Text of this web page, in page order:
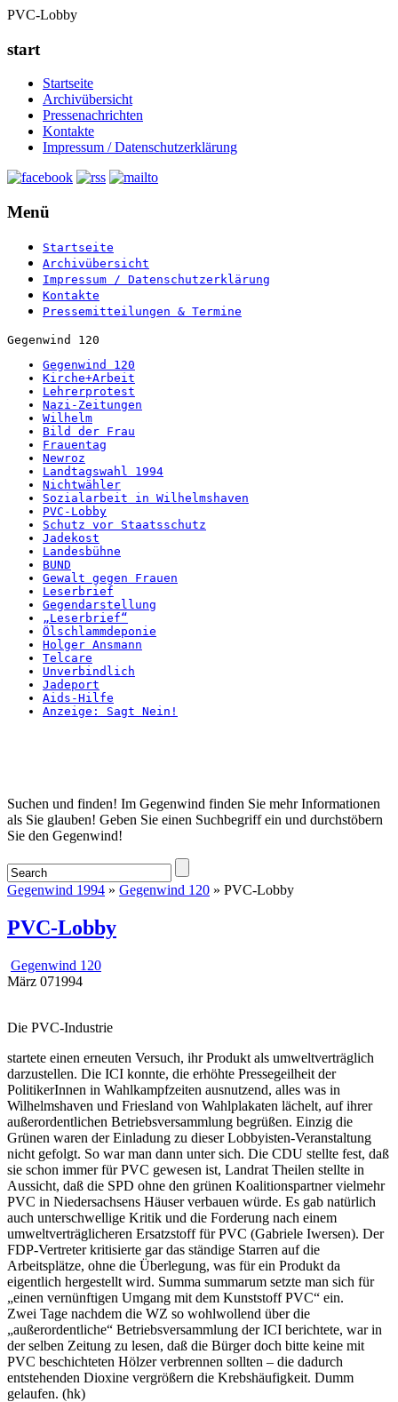
PVC-Lobby
start
Startseite
Archivübersicht
Pressenachrichten
Kontakte
Impressum / Datenschutzerklärung
Menü
Startseite
Archivübersicht
Impressum / Datenschutzerklärung
Kontakte
Pressemitteilungen & Termine
Gegenwind 120
Gegenwind 120
Kirche+Arbeit
Lehrerprotest
Nazi-Zeitungen
Wilhelm
Bild der Frau
Frauentag
Newroz
Landtagswahl 1994
Nichtwähler
Sozialarbeit in Wilhelmshaven
PVC-Lobby
Schutz vor Staatsschutz
Jadekost
Landesbühne
BUND
Gewalt gegen Frauen
Leserbrief
Gegendarstellung
„Leserbrief“
Ölschlammdeponie
Holger Ansmann
Telcare
Unverbindlich
Jadeport
Aids-Hilfe
Anzeige: Sagt Nein!
Startseite
Suchen und finden! Im Gegenwind finden Sie mehr Informationen
als Sie glauben! Geben Sie einen Suchbegriff ein und durchstöbern
Sie den Gegenwind!
Gegenwind 1994 » Gegenwind 120 » PVC-Lobby
PVC-Lobby
Gegenwind 120
März 071994
Die PVC-Industrie
startete einen erneuten Versuch, ihr Produkt als umweltverträglich
darzustellen. Die ICI konnte, die erhöhte Pressegeilheit der
PolitikerInnen in Wahlkampfzeiten ausnutzend, alles was in
Wilhelmshaven und Friesland von Wahlplakaten lächelt, auf ihrer
außerordentlichen Betriebsversammlung begrüßen. Einzig die
Grünen waren der Einladung zu dieser Lobbyisten-Veranstaltung
nicht gefolgt. So war man dann unter sich. Die CDU stellte fest, daß
sie schon immer für PVC gewesen ist, Landrat Theilen stellte in
Aussicht, daß die SPD ohne den grünen Koalitionspartner vielmehr
PVC in Niedersachsens Häuser verbauen würde. Es gab natürlich
auch unterschwellige Kritik und die Forderung nach einem
umweltverträglicheren Ersatzstoff für PVC (Gabriele Iwersen). Der
FDP-Vertreter kritisierte gar das ständige Starren auf die
Arbeitsplätze, ohne die Überlegung, was für ein Produkt da
eigentlich hergestellt wird. Summa summarum setzte man sich für
„einen vernünftigen Umgang mit dem Kunststoff PVC“ ein.
Zwei Tage nachdem die WZ so wohlwollend über die
„außerordentliche“ Betriebsversammlung der ICI berichtete, war in
der selben Zeitung zu lesen, daß die Bürger doch bitte keine mit
PVC beschichteten Hölzer verbrennen sollten – die dadurch
entstehenden Dioxine vergrößern die Krebshäufigkeit. Dumm
gelaufen. (hk)